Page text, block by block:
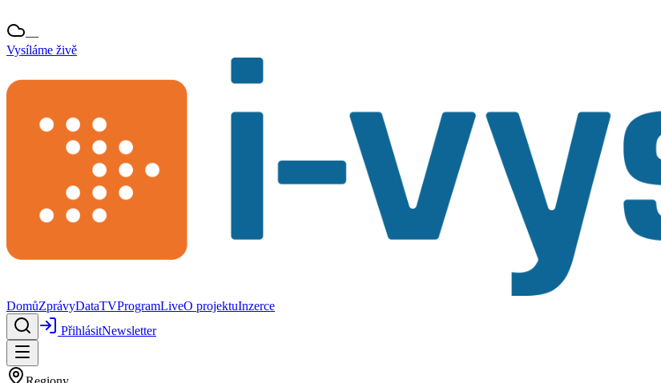
—
Vysíláme živě
DomůZprávyDataTVProgramLiveO projektuInzerce
PřihlásitNewsletter